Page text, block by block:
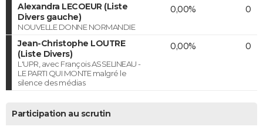
Alexandra LECOEUR (Liste
Divers gauche)
NOUVELLE DONNE NORMANDIE
0,00% 0
Jean-Christophe LOUTRE
(Liste Divers)
L'UPR, avec François ASSELINEAU -
LE PARTI QUI MONTE malgré le
silence des médias
0,00% 0
Participation au scrutin